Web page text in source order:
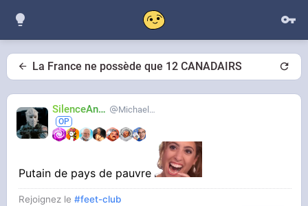
La France ne possède que 12 CANADAIRS
SilenceAnus MichaelMann
Putain de pays de pauvre
Rejoignez le#feet-club